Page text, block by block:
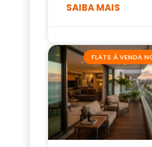
SAIBA MAIS
FLATS À VENDA